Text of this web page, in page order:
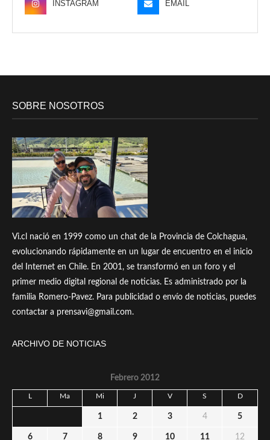
INSTAGRAM EMAIL
SOBRE NOSOTROS
Vi.cl nació en 1999 como un chat de la Provincia de Colchagua,
evolucionando rápidamente en un lugar de encuentro en el inicio
del Internet en Chile. En 2001, se transformó en un foro y el
primer medio digital regional de noticias. Es administrado por la
familia Romero-Pavez. Para publicidad o envío de noticias, puedes
contactar a prensavi@gmail.com.
ARCHIVO DE NOTICIAS
Febrero 2012
L Ma Mi J V S D
1 2 3 4 5
6 7 8 9 10 11 12